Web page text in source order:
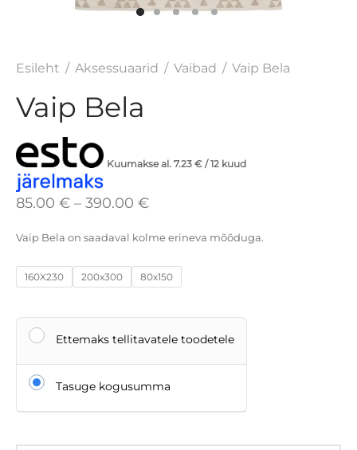
Esileht / Aksessuaarid / Vaibad / Vaip Bela
Vaip Bela
Kuumakse al. 7.23 € / 12 kuud
85.00 € – 390.00 €Hinnavahemik:
390.00 €
Vaip Bela on saadaval kolme erineva mõõduga.
160X230 200x300 80x150
Ettemaks tellitavatele toodetele
Tasuge kogusumma
aksessuaarid
ja viirukid